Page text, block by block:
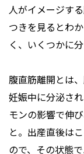
人がイメージす
つきを見るとわ
く、いくつかに
腹直筋離開とは
妊娠中に分泌さ
モンの影響で伸
と。出産直後は
ので、その状態